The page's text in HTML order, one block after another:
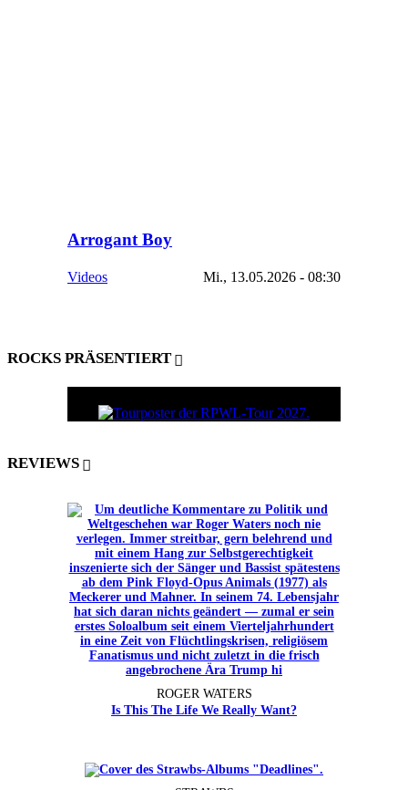
Arrogant Boy
Videos Mi., 13.05.2026 - 08:30
ROCKS PRÄSENTIERT
REVIEWS
ROGER WATERS
Is This The Life We Really Want?